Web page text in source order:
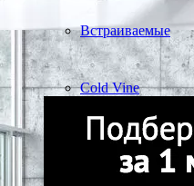
Встраиваемые
Cold Vine